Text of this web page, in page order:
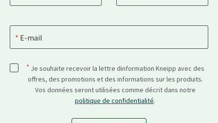
E-mail
* Je souhaite recevoir la lettre dinformation Kneipp avec des
offres, des promotions et des informations sur les produits.
Vos données seront utilisées comme décrit dans notre
politique de confidentialité.